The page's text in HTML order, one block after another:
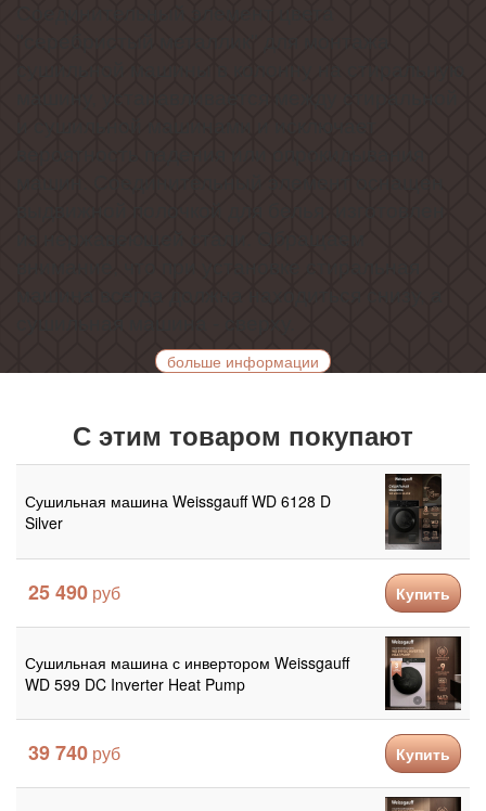
больше информации
С этим товаром покупают
Сушильная машина Weissgauff WD 6128 D
Silver
25 490 Купить
Сушильная машина с инвертором Weissgauff
WD 599 DC Inverter Heat Pump
39 740 Купить